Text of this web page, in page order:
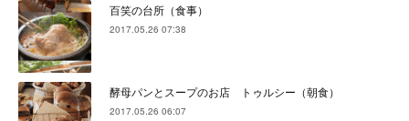
百笑の台所（食事）
2017.05.26 07:38
酵母パンとスープのお店 トゥルシー（朝食）
2017.05.26 06:07